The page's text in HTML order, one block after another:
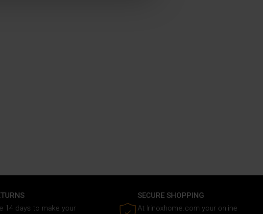
che si occupano di analisi dei
che hai fornito loro o che hanno
14 days to make your
SECURE SHOPPING
At Irinoxhome.com your online